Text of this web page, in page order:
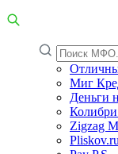
Миг
Деньги
Zigzag
Pliskov.ru